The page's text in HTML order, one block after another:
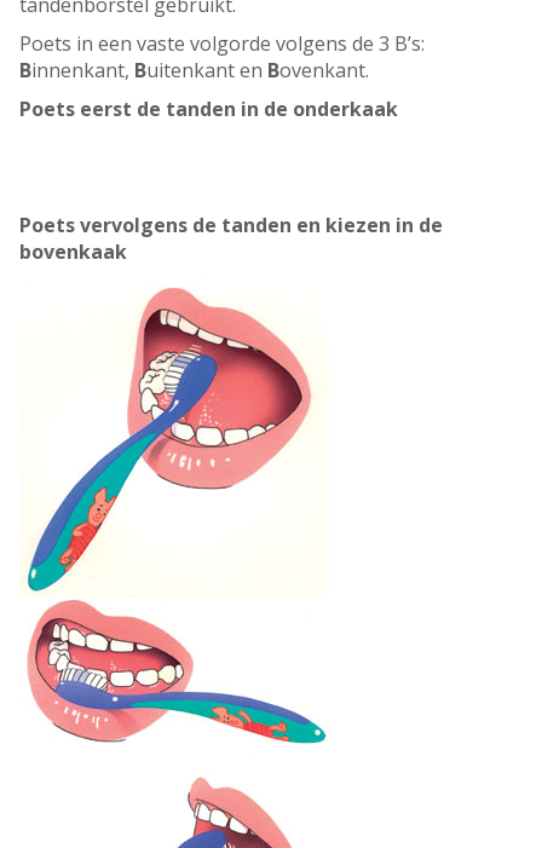
Poets in een vaste volgorde volgens de 3 B’s:
Binnenkant, Buitenkant en Bovenkant.
Poets eerst de tanden in de onderkaak
Poets vervolgens de tanden en kiezen in de
bovenkaak